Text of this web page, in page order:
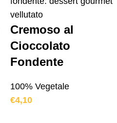
Cremoso al
Cioccolato
Fondente
100% Vegetale
€4,10